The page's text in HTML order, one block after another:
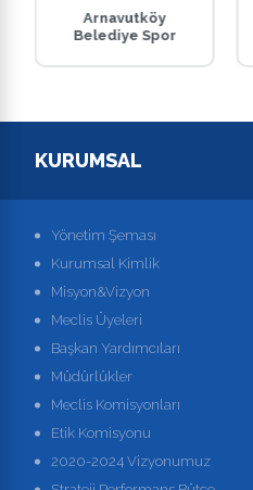
Arnavutköy
Belediye Spor
KURUMSAL
Yönetim Şeması
Kurumsal Kimlik
Misyon&Vizyon
Meclis Üyeleri
Başkan Yardımcıları
Müdürlükler
Meclis Komisyonları
Etik Komisyonu
2020-2024 Vizyonumuz